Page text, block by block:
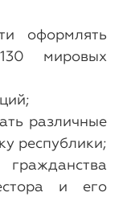
оформлять
мировых
различные
республики;
гражданства
и его